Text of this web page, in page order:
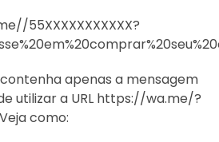
55XXXXXXXXXXX?
apenas a mensagem
utilizar a URL https://wa.me/?
como: